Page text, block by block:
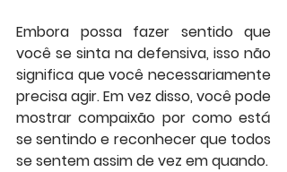
Embora possa fazer sentido que
você se sinta na defensiva, isso não
significa que você necessariamente
precisa agir. Em vez disso, você pode
mostrar compaixão por como está
se sentindo e reconhecer que todos
se sentem assim de vez em quando.